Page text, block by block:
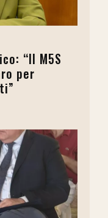
“Il M5S
per